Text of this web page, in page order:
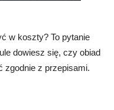
w koszty? To pytanie
dowiesz się, czy obiad
zgodnie z przepisami.